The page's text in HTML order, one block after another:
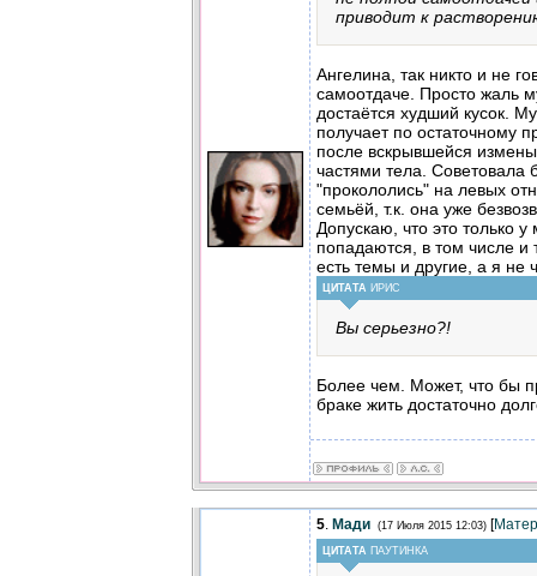
приводит к
Ангелина, так никто и не
самоотдаче. Просто жаль
достаётся худший кусок.
получает по остаточному
после вскрывшейся
частями тела.
"прокололись" на левых
семьёй, т.к. она уже
Допускаю, что это только
попадаются, в том числе
есть темы и другие, а я не
ЦИТАТА ИРИС
Вы серьезно?!
Более чем. Может, что бы
браке жить достаточно
5. Мади (17 Июля 2015 12:03) [
ЦИТАТА ПАУТИНКА